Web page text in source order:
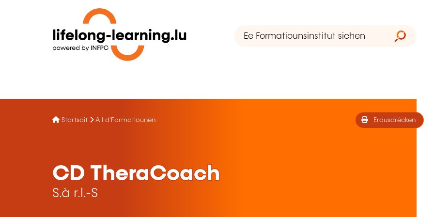
Startsäit All d'Formatiounen Erausdrécken
CD TheraCoach
S.à r.l.-S